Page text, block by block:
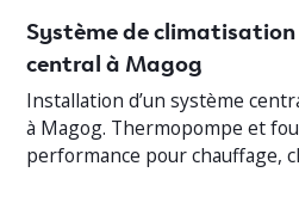
Système de
central à Magog
Installation d’un système
à Magog. Thermopompe et
performance pour chauffage,